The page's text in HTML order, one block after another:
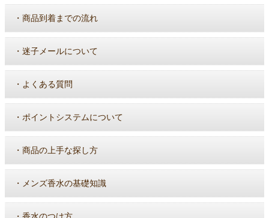
・ 商品到着までの流れ
・ 迷子メールについて
・ よくある質問
・ ポイントシステムについて
・ 商品の上手な探し方
・ メンズ香水の基礎知識